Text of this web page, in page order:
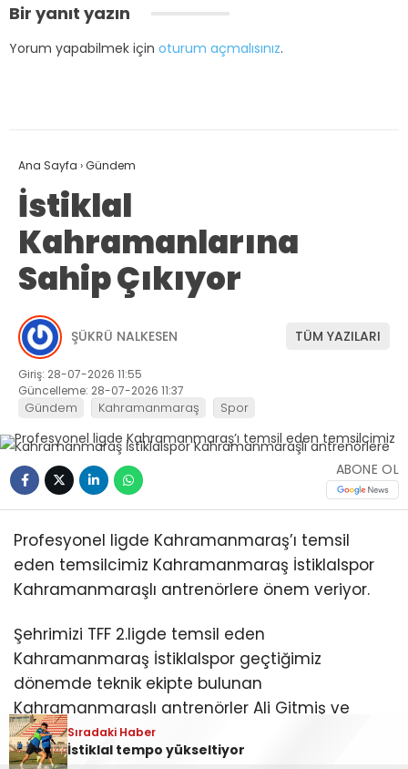
Sıradaki Haber
İstiklalspor yetenek avında
Sıradaki Haber
Bir yanıt yazın
Yorum yapabilmek için oturum açmalısınız.
Ana Sayfa ›Gündem
İstiklal
Kahramanlarına
Sahip Çıkıyor
ŞÜKRÜ NALKESEN TÜM YAZILARI
Giriş: 28-07-2026 11:55
Güncelleme: 28-07-2026 11:37
Gündem Kahramanmaraş Spor
ABONE OL
Profesyonel ligde Kahramanmaraş’ı temsil
eden temsilcimiz Kahramanmaraş İstiklalspor
Kahramanmaraşlı antrenörlere önem veriyor.
Şehrimizi TFF 2.ligde temsil eden
Kahramanmaraş İstiklalspor geçtiğimiz
dönemde teknik ekipte bulunan
Kahramanmaraşlı antrenörler Ali Gitmiş ve
Bünyamin Kılınç yeni sezonda yine teknik ekipte
yer alacak ayrıca ekibe Kahramanmaraşlı
Sıradaki Haber
İstiklal tempo yükseltiyor